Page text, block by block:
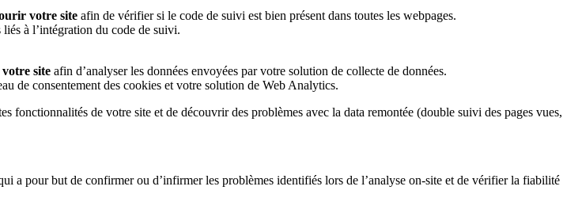
votre site afin de vérifier si le code de suivi est bien présent dans toutes les webpages.
à l’intégration du code de suivi.
site afin d’analyser les données envoyées par votre solution de collecte de données.
de consentement des cookies et votre solution de Web Analytics.
fonctionnalités de votre site et de découvrir des problèmes avec la data remontée (double suivi des pages vues,
a pour but de confirmer ou d’infirmer les problèmes identifiés lors de l’analyse on-site et de vérifier la fiabilité